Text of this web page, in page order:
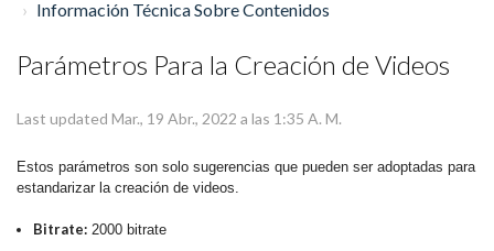
Información Técnica Sobre Contenidos
Parámetros Para la Creación de Videos
Last updated Mar., 19 Abr., 2022 a las 1:35 A. M.
Estos parámetros son solo sugerencias que pueden ser adoptadas para
estandarizar la creación de videos.
Bitrate: 2000 bitrate